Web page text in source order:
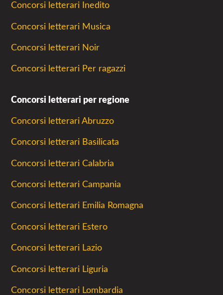
Concorsi letterari Inedito
Concorsi letterari Musica
Concorsi letterari Noir
Concorsi letterari Per ragazzi
Concorsi letterari per regione
Concorsi letterari Abruzzo
Concorsi letterari Basilicata
Concorsi letterari Calabria
Concorsi letterari Campania
Concorsi letterari Emilia Romagna
Concorsi letterari Estero
Concorsi letterari Lazio
Concorsi letterari Liguria
Concorsi letterari Lombardia